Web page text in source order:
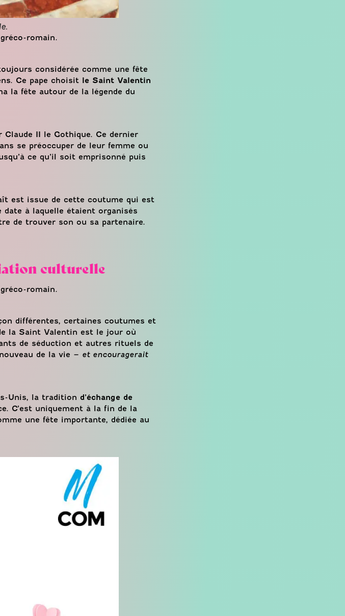
romain.
considérée comme une fête
Ce pape choisit le Saint Valentin
la fête autour de la légende du
II le Gothique. Ce dernier
se préoccuper de leur femme ou
ce qu’il soit emprisonné puis
est issue de cette coutume qui est
à laquelle étaient organisés
de trouver son ou sa partenaire.
culturelle
romain.
différentes, certaines coutumes et
la Saint Valentin est le jour où
de séduction et autres rituels de
de la vie – et encouragerait
Unis, la tradition d’échange de
C’est uniquement à la fin de la
une fête importante, dédiée au